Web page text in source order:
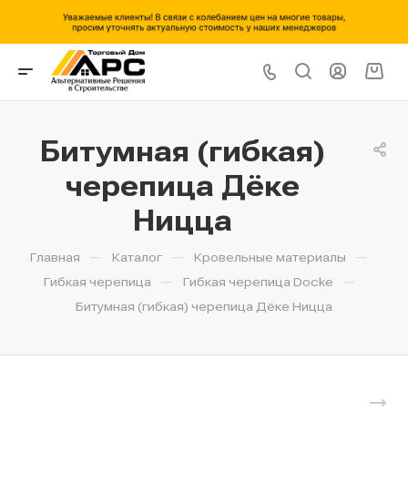
Битумная (гибкая)
черепица Дёке
Ницца
Главная — Каталог — Кровельные материалы —
Гибкая черепица — Гибкая черепица Docke —
Битумная (гибкая) черепица Дёке Ницца